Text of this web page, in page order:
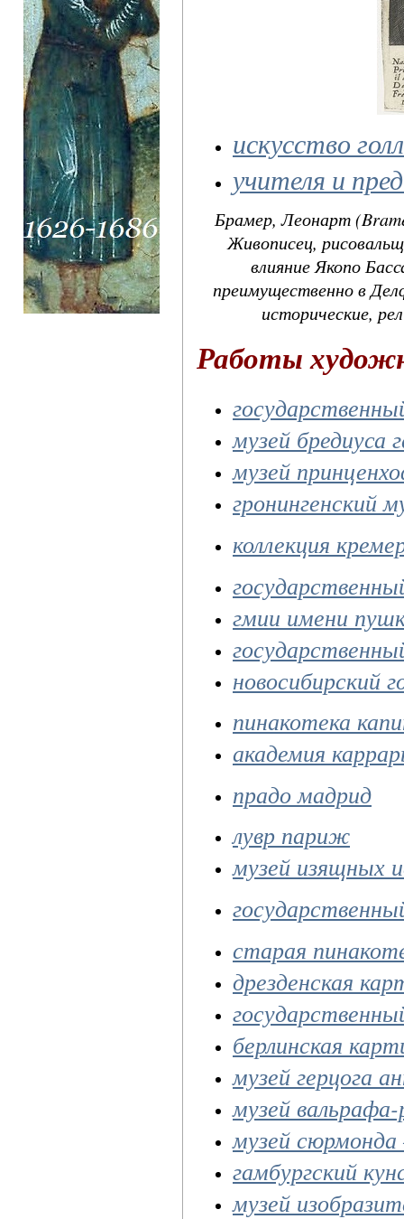
искусство
учителя и
Брамер, Леонарт
Живописец,
влияние Якопо
преимущественно в
исторические,
Работы
музей бредиуса
музей
гронингенский
коллекция
гмии имени
новосибирский
пинакотека
академия
прадо мадрид
лувр париж
музей изящных
старая
дрезденская
берлинская
музей герцога
музей
музей
гамбургский
музей